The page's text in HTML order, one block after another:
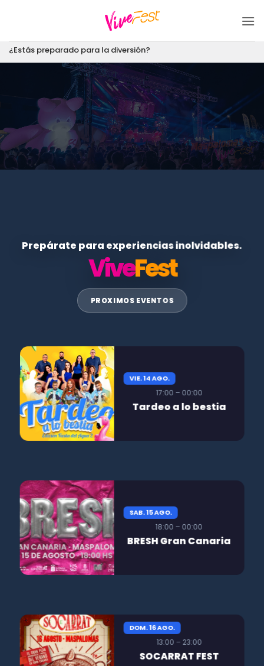
¿Estás preparado para la diversión?
Prepárate para experiencias inolvidables.
ViveFest
PROXIMOS EVENTOS
VIE. 14 AGO.
17:00 – 00:00
Tardeo a lo bestia
SAB. 15 AGO.
18:00 – 00:00
BRESH Gran Canaria
DOM. 16 AGO.
13:00 – 23:00
SOCARRAT FEST